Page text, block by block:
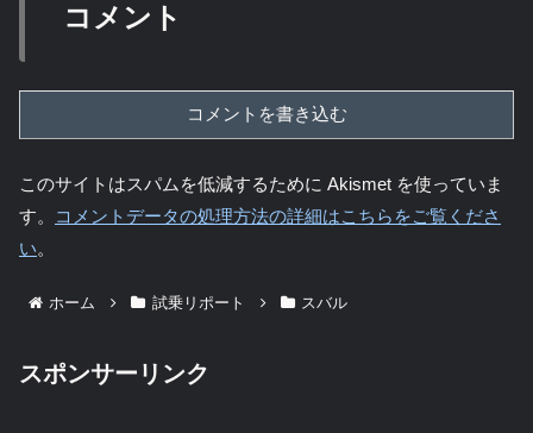
コメント
コメントを書き込む
このサイトはスパムを低減するために Akismet を使っていま
す。
コメントデータの処理方法の詳細はこちらをご覧くださ
い。
ホーム 試乗リポート スバル
スポンサーリンク